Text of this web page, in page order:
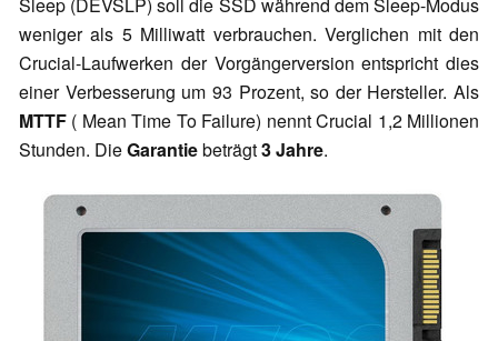
weniger als 5 Milliwatt verbrauchen. Verglichen mit den
Crucial-Laufwerken der Vorgängerversion entspricht dies
einer Verbesserung um 93 Prozent, so der Hersteller. Als
MTTF ( Mean Time To Failure) nennt Crucial 1,2 Millionen
Stunden. DieGarantiebeträgt3 Jahre.